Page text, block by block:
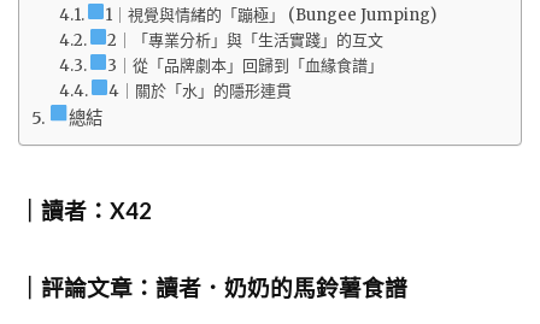
1｜視覺與情緒的「蹦極」 (Bungee Jumping)
2｜「專業分析」與「生活實踐」的互文
3｜從「品牌劇本」回歸到「血緣食譜」
4｜關於「水」的隱形連貫
總結
｜讀者：X42
｜評論文章：讀者．奶奶的馬鈴薯食譜